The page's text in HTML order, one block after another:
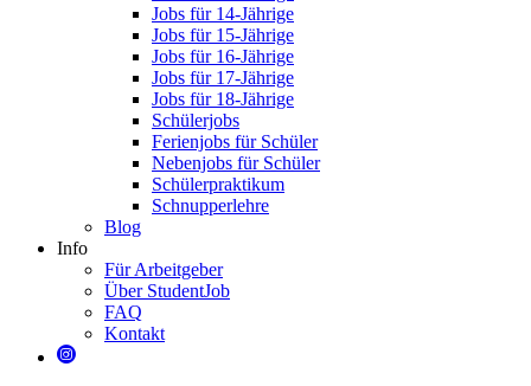
Jobs für 14-Jährige
Jobs für 15-Jährige
Jobs für 16-Jährige
Jobs für 17-Jährige
Jobs für 18-Jährige
Schülerjobs
Ferienjobs für Schüler
Nebenjobs für Schüler
Schülerpraktikum
Schnupperlehre
Blog
Info
Für Arbeitgeber
Über StudentJob
FAQ
Kontakt